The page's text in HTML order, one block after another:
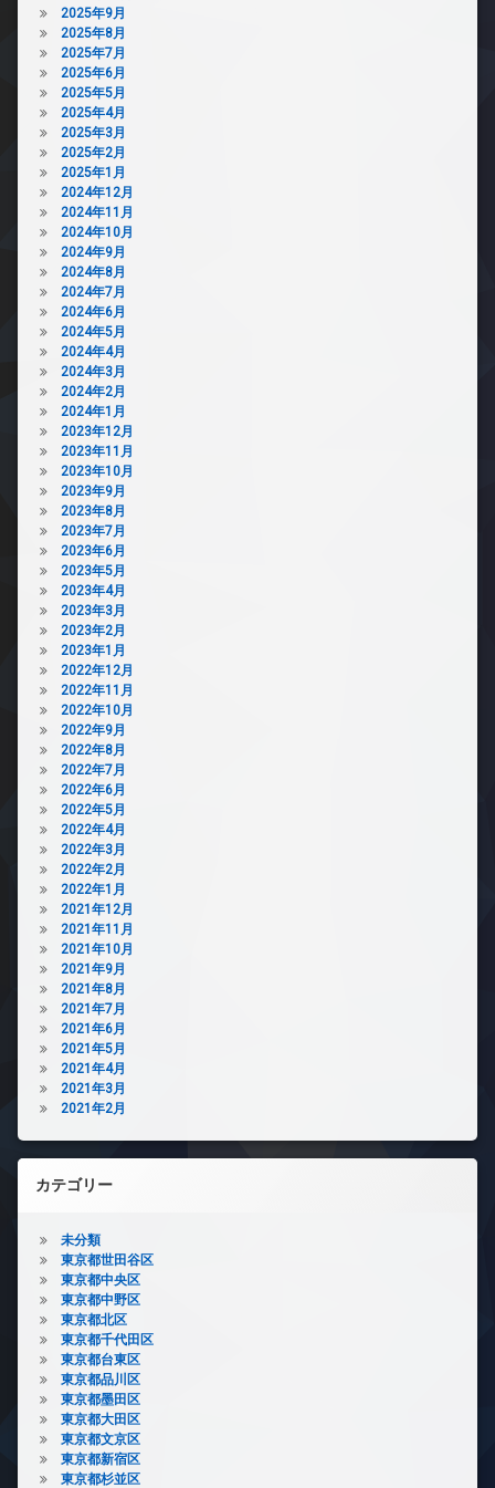
2025年9月
2025年8月
2025年7月
2025年6月
2025年5月
2025年4月
2025年3月
2025年2月
2025年1月
2024年12月
2024年11月
2024年10月
2024年9月
2024年8月
2024年7月
2024年6月
2024年5月
2024年4月
2024年3月
2024年2月
2024年1月
2023年12月
2023年11月
2023年10月
2023年9月
2023年8月
2023年7月
2023年6月
2023年5月
2023年4月
2023年3月
2023年2月
2023年1月
2022年12月
2022年11月
2022年10月
2022年9月
2022年8月
2022年7月
2022年6月
2022年5月
2022年4月
2022年3月
2022年2月
2022年1月
2021年12月
2021年11月
2021年10月
2021年9月
2021年8月
2021年7月
2021年6月
2021年5月
2021年4月
2021年3月
2021年2月
カテゴリー
未分類
東京都世田谷区
東京都中央区
東京都中野区
東京都北区
東京都千代田区
東京都台東区
東京都品川区
東京都墨田区
東京都大田区
東京都文京区
東京都新宿区
東京都杉並区